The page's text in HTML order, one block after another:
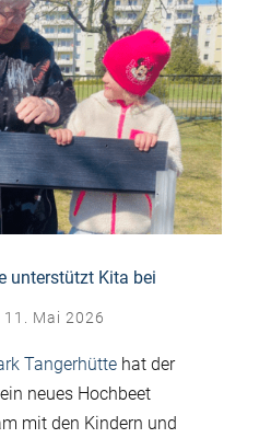
unterstützt Kita bei
11. Mai 2026
Tangerhüttehat der
ein neues Hochbeet
mit den Kindern und